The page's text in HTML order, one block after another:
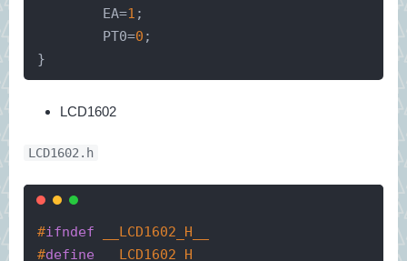
	EA=
1 ;
	PT0=
0 ;
}
LCD1602
LCD1602.h
#ifndef __LCD1602_H__
#define __LCD1602_H__